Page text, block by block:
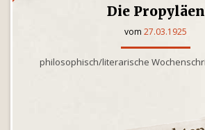
Die Propyläen
vom 27.03.1925
philosophisch/literarische